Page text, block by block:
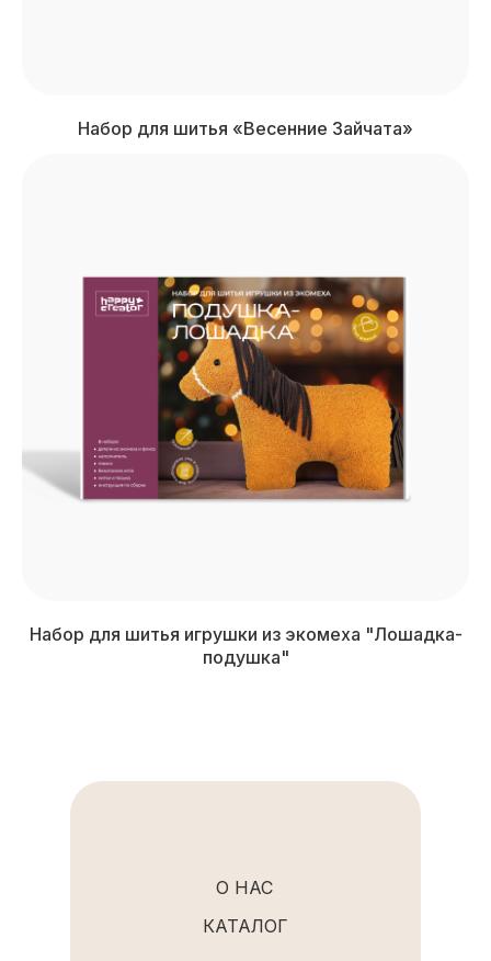
Набор для шитья «Весенние Зайчата»
Набор для шитья игрушки из экомеха "Лошадка-
подушка"
КАТАЛОГ
О НАС